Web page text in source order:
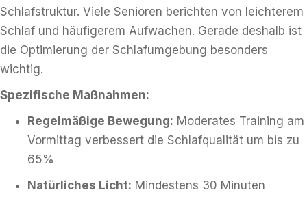
Schlafstruktur. Viele Senioren berichten von leichterem
Schlaf und häufigerem Aufwachen. Gerade deshalb ist
die Optimierung der Schlafumgebung besonders
wichtig.
Spezifische Maßnahmen:
Regelmäßige Bewegung: Moderates Training am
Vormittag verbessert die Schlafqualität um bis zu
65%
Natürliches Licht: Mindestens 30 Minuten